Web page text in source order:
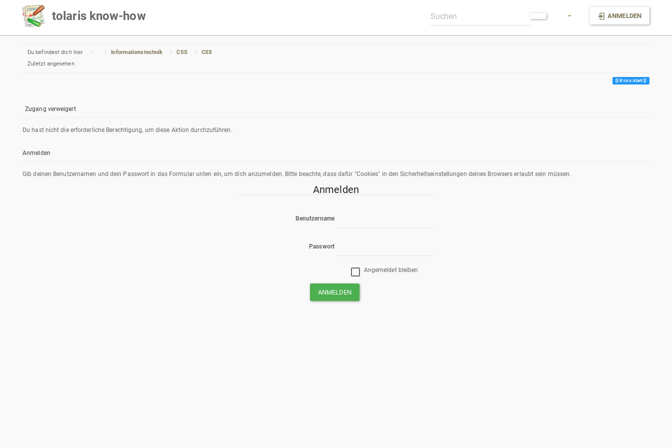
tolaris know-how ANMELDEN
Du befindest dich hier HomeInformationstechnik CSS
CSS
Zuletzt angesehen
it:css:start
Zugang verweigert
Du hast nicht die erforderliche Berechtigung, um diese Aktion durchzuführen.
Anmelden
Gib deinen Benutzernamen und dein Passwort in das Formular unten ein, um dich anzumelden. Bitte beachte, dass dafür "Cookies" in den Sicherheitseinstellungen deines Browsers erlaubt sein müssen.
Anmelden
Benutzername
Passwort
Angemeldet bleiben
ANMELDEN